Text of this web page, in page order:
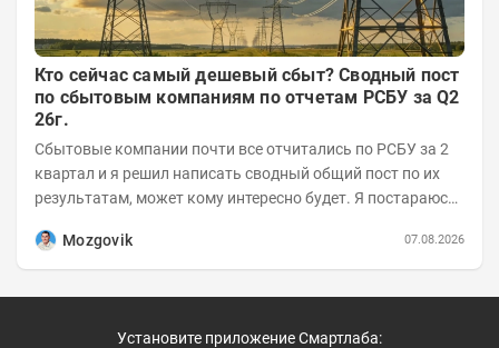
Кто сейчас самый дешевый сбыт? Сводный пост
по сбытовым компаниям по отчетам РСБУ за Q2
26г.
Сбытовые компании почти все отчитались по РСБУ за 2
квартал и я решил написать сводный общий пост по их
результатам, может кому интересно будет. Я постараюсь
Mozgovik
07.08.2026
Установите приложение Смартлаба: